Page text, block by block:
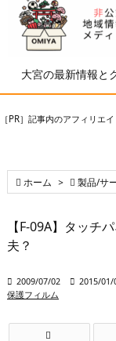
大宮の最新情報と
［PR］記事内のアフィリエ
 ホーム >  製品/サ
【F-09A】タッチ
夫？
 2009/07/02  2015/01/
保護フィルム